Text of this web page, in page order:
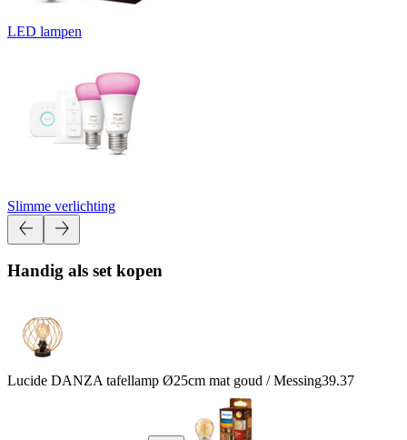
LED lampen
Slimme verlichting
Handig als set kopen
Lucide DANZA tafellamp Ø25cm mat goud / Messing39.37